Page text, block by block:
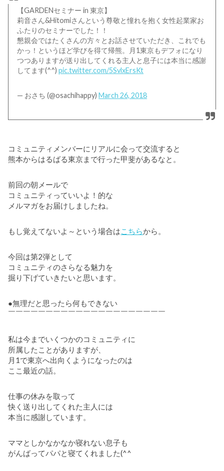
【GARDENセミナー in 東京】
莉音さん&Hitomiさんという尊敬と憧れを抱く女性起業家お
ふたりのセミナーでした！！
懇親会ではたくさんの方々とお話させていただき、これでも
かっ！というほど学びを得て帰熊。月1東京もデフォになり
つつありますが送り出してくれる主人と息子には本当に感謝
してます(^^)pic.twitter.com/5SvlxErsKt
— おさち (@osachihappy)March 26, 2018
コミュニティメンバーにリアルに会って交流すると
熊本からはるばる東京まで行った甲斐があるなと。
前回の朝メールで
コミュニティっていいよ！的な
メルマガをお届けしましたね。
もし覚えてないよ～という場合はこちらから。
今回は第2弾として
コミュニティのさらなる魅力を
掘り下げていきたいと思います。
●無理だと思ったら何もできない
￣￣￣￣￣￣￣￣￣￣￣￣￣￣￣￣￣￣￣￣￣
私は今までいくつかのコミュニティに
所属したことがありますが、
月1で東京へ出向くようになったのは
ここ最近の話。
仕事の休みを取って
快く送り出してくれた主人には
本当に感謝しています。
ママとしかなかなか寝れない息子も
がんばってパパと寝てくれました(^^